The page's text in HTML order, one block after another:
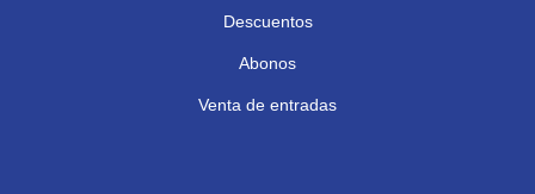
Descuentos
Abonos
Venta de entradas